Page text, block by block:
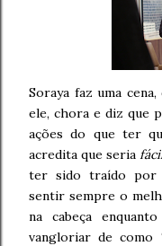
Soraya faz uma
ele, chora e diz que
ações do que ter
acredita que seria
ter sido traído por
sentir sempre o
na cabeça
vangloriar de como